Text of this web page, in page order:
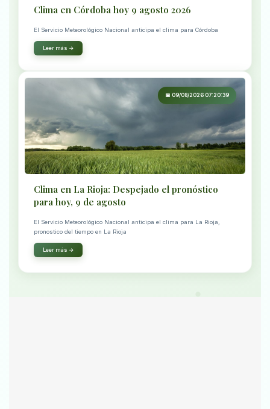
Clima en Córdoba hoy 9 agosto 2026
El Servicio Meteorológico Nacional anticipa el clima para Córdoba
Leer más →
📅 09/08/2026 07:20:39
Clima en La Rioja: Despejado el pronóstico
para hoy, 9 de agosto
El Servicio Meteorológico Nacional anticipa el clima para La Rioja,
pronostico del tiempo en La Rioja
Leer más →